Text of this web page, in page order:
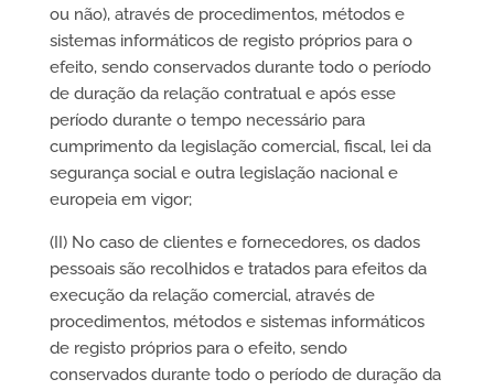
ou não), através de procedimentos, métodos e
sistemas informáticos de registo próprios para o
efeito, sendo conservados durante todo o período
de duração da relação contratual e após esse
período durante o tempo necessário para
cumprimento da legislação comercial, fiscal, lei da
segurança social e outra legislação nacional e
europeia em vigor;
(II) No caso de clientes e fornecedores, os dados
pessoais são recolhidos e tratados para efeitos da
execução da relação comercial, através de
procedimentos, métodos e sistemas informáticos
de registo próprios para o efeito, sendo
conservados durante todo o período de duração da